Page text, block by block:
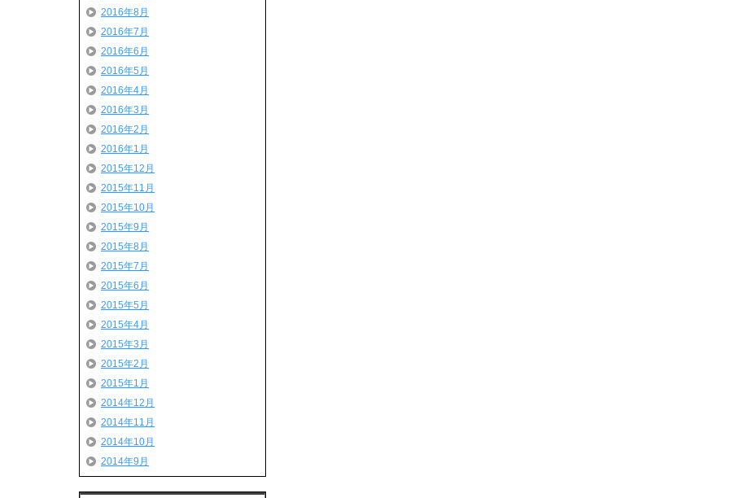
2016年8月
2016年7月
2016年6月
2016年5月
2016年4月
2016年3月
2016年2月
2016年1月
2015年12月
2015年11月
2015年10月
2015年9月
2015年8月
2015年7月
2015年6月
2015年5月
2015年4月
2015年3月
2015年2月
2015年1月
2014年12月
2014年11月
2014年10月
2014年9月